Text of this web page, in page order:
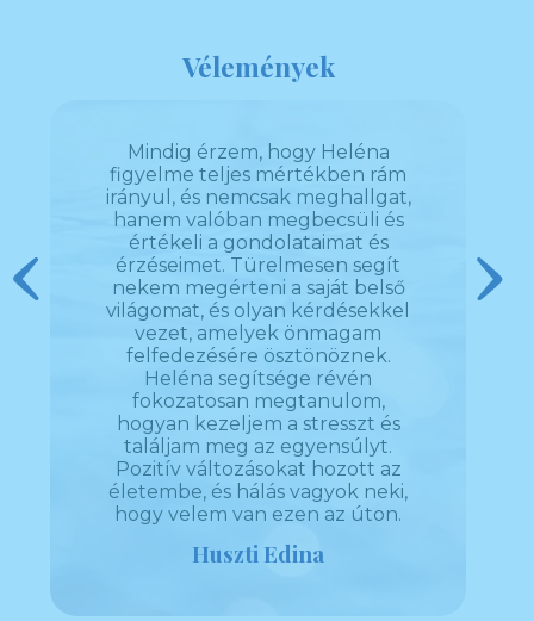
Vélemények
Mindig érzem, hogy Heléna
figyelme teljes mértékben rám
irányul, és nemcsak meghallgat,
hanem valóban megbecsüli és
értékeli a gondolataimat és
érzéseimet. Türelmesen segít
nekem megérteni a saját belső
világomat, és olyan kérdésekkel
vezet, amelyek önmagam
felfedezésére ösztönöznek.
Heléna segítsége révén
fokozatosan megtanulom,
hogyan kezeljem a stresszt és
találjam meg az egyensúlyt.
Pozitív változásokat hozott az
életembe, és hálás vagyok neki,
hogy velem van ezen az úton.
Huszti Edina
Previous Next